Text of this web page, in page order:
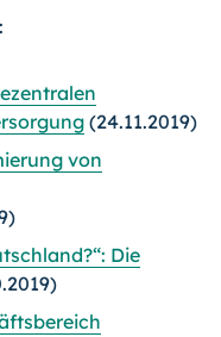
(24.11.2019)
von
Die